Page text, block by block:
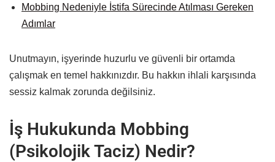
Mobbing Nedeniyle İstifa Sürecinde Atılması Gereken
Adımlar
Unutmayın, işyerinde huzurlu ve güvenli bir ortamda
çalışmak en temel hakkınızdır. Bu hakkın ihlali karşısında
sessiz kalmak zorunda değilsiniz.
İş Hukukunda Mobbing
(Psikolojik Taciz) Nedir?